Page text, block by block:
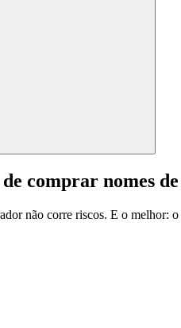
comprar nomes
não corre riscos. E o melhor: